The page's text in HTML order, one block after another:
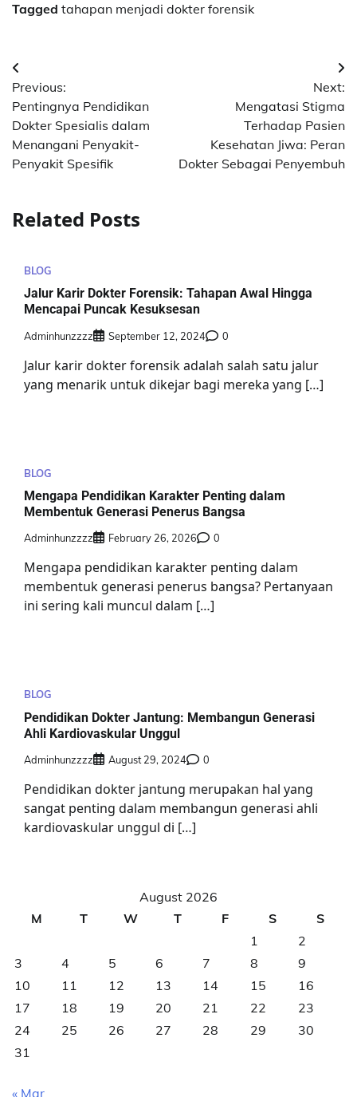
Tagged tahapan menjadi dokter forensik
Post
navigation
Previous:
Pentingnya Pendidikan
Dokter Spesialis dalam
Menangani Penyakit-
Penyakit Spesifik
Next:
Mengatasi Stigma
Terhadap Pasien
Kesehatan Jiwa: Peran
Dokter Sebagai Penyembuh
Related Posts
BLOG
Jalur Karir Dokter Forensik: Tahapan Awal Hingga
Mencapai Puncak Kesuksesan
Adminhunzzzz September 12, 2024 0
Jalur karir dokter forensik adalah salah satu jalur
yang menarik untuk dikejar bagi mereka yang […]
BLOG
Mengapa Pendidikan Karakter Penting dalam
Membentuk Generasi Penerus Bangsa
Adminhunzzzz February 26, 2026 0
Mengapa pendidikan karakter penting dalam
membentuk generasi penerus bangsa? Pertanyaan
ini sering kali muncul dalam […]
BLOG
Pendidikan Dokter Jantung: Membangun Generasi
Ahli Kardiovaskular Unggul
Adminhunzzzz August 29, 2024 0
Pendidikan dokter jantung merupakan hal yang
sangat penting dalam membangun generasi ahli
kardiovaskular unggul di […]
August 2026
M
T W T F S
S
1
2
3
4 5 6 7 8
9
10
11 12 13 14 15
16
17
18 19 20 21 22
23
24
25 26 27 28 29
30
31
« Mar